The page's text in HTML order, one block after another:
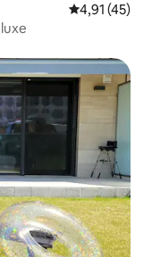
Évaluation
4,91 (45)